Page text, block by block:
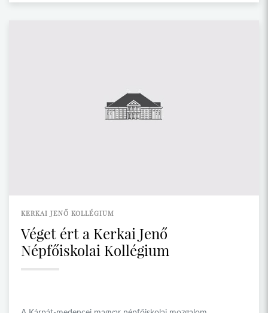
KERKAI JENŐ KOLLÉGIUM
Véget ért a Kerkai Jenő
Népfőiskolai Kollégium